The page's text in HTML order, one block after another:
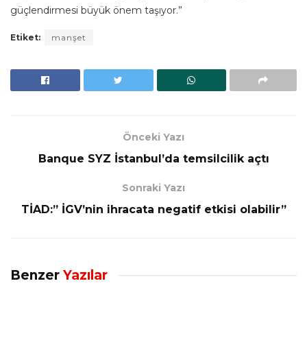
güçlendirmesi büyük önem taşıyor.”
Etiket: manşet
Önceki Yazı
Banque SYZ İstanbul’da temsilcilik açtı
Sonraki Yazı
TİAD:” İGV’nin ihracata negatif etkisi olabilir”
Benzer Yazılar